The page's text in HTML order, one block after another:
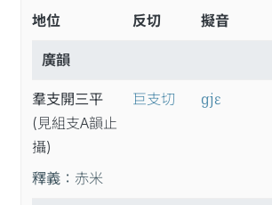
地位 反切 擬音
廣韻
羣支開三平
(見組支A韻止
攝)
巨支切 ɡjɛ
釋義： 赤米